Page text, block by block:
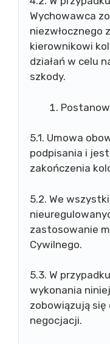
Wychowawca
niezwłocznego
kierownikowi
działań w celu
szkody.
5.1. Umowa
podpisania i
zakończenia
5.2. We
zastosowanie
Cywilnego.
5.3. W
wykonania
zobowiązują się
negocjacji.